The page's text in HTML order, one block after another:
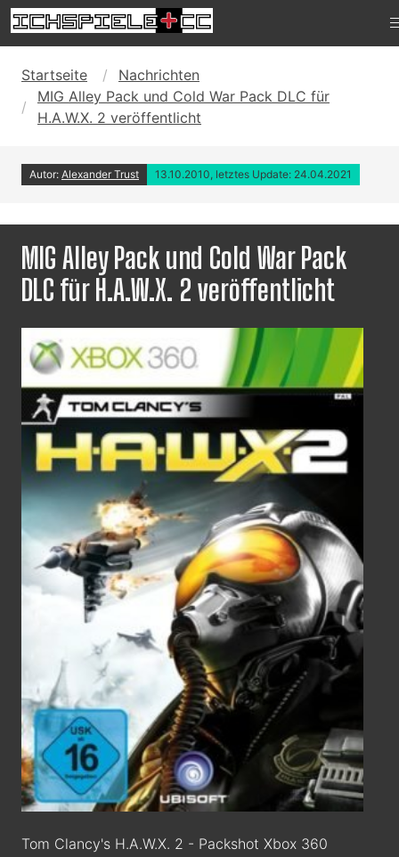
Startseite
Nachrichten
MIG Alley Pack und Cold War Pack DLC für
H.A.W.X. 2 veröffentlicht
Autor: Alexander Trust 13.10.2010, letztes Update: 24.04.2021
MIG Alley Pack und Cold War Pack
DLC für H.A.W.X. 2 veröffentlicht
Tom Clancy's H.A.W.X. 2 - Packshot Xbox 360